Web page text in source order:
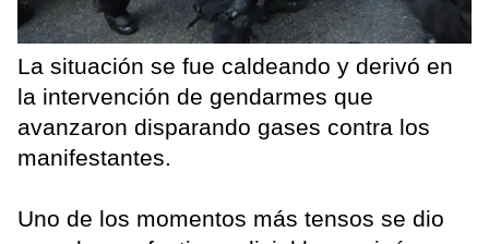
La situación se fue caldeando y derivó en
la intervención de gendarmes que
avanzaron disparando gases contra los
manifestantes.
Uno de los momentos más tensos se dio